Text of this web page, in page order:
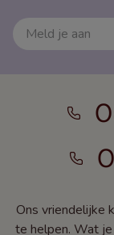
Ons vriendelijke
te helpen. Wat